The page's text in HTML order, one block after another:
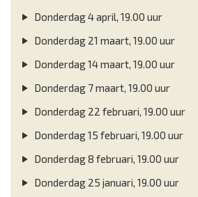
Donderdag 4 april, 19.00 uur
Donderdag 21 maart, 19.00 uur
Donderdag 14 maart, 19.00 uur
Donderdag 7 maart, 19.00 uur
Donderdag 22 februari, 19.00 uur
Donderdag 15 februari, 19.00 uur
Donderdag 8 februari, 19.00 uur
Donderdag 25 januari, 19.00 uur